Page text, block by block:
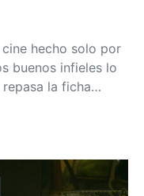
hecho solo por
buenos infieles lo
la ficha…